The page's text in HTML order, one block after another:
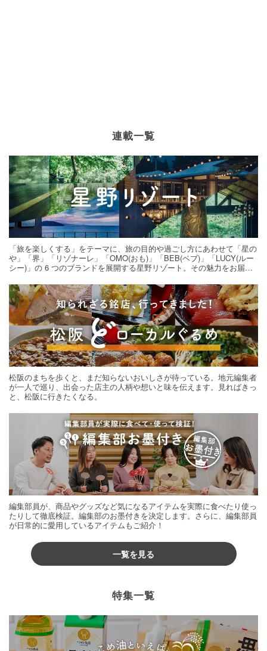
連載一覧
「旅を楽しくする」をテーマに、旅の目的や過ごし方にあわせて「星の
や」「界」「リゾナーレ」「OMO(おも)」「BEB(ベブ)」「LUCY(ルー
シー)」の 6 つのブランドを展開する星野リゾート。その魅力をお届け
松阪のまちを歩くと、まだ知らないおいしさが待っている。地元編集者
が一人で巡り、出会った店主の人柄や想いと味を伝えます。見ればきっ
と、松阪に行きたくなる。
編集部員が、商品やグッズなど気になるアイテムを実際に食べたり使っ
たりして徹底検証。編集部のお墨付きを決定します。さらに、編集部員
が日常的に愛用しているアイテムもご紹介！
一覧を見る
特集一覧